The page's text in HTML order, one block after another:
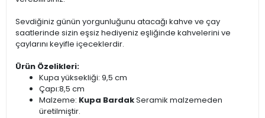
Sevdiğiniz günün yorgunluğunu atacağı kahve ve çay
saatlerinde sizin eşsiz hediyeniz eşliğinde kahvelerini ve
çaylarını keyifle içeceklerdir.
Ürün Özelikleri:
Kupa yüksekliği: 9,5 cm
Çapı:8,5 cm
Malzeme: Kupa BardakSeramik malzemeden
üretilmiştir.